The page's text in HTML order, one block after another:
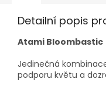
Detailní popis
Atami Bloombastic
Jedinečná
podporu květu a